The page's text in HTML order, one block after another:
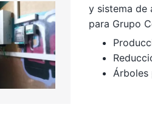
y sistema de
para Grupo
Árboles